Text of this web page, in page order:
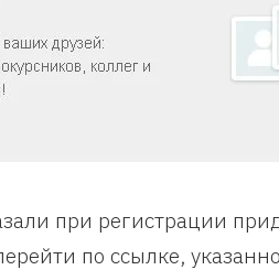
при регистрации
по ссылке,